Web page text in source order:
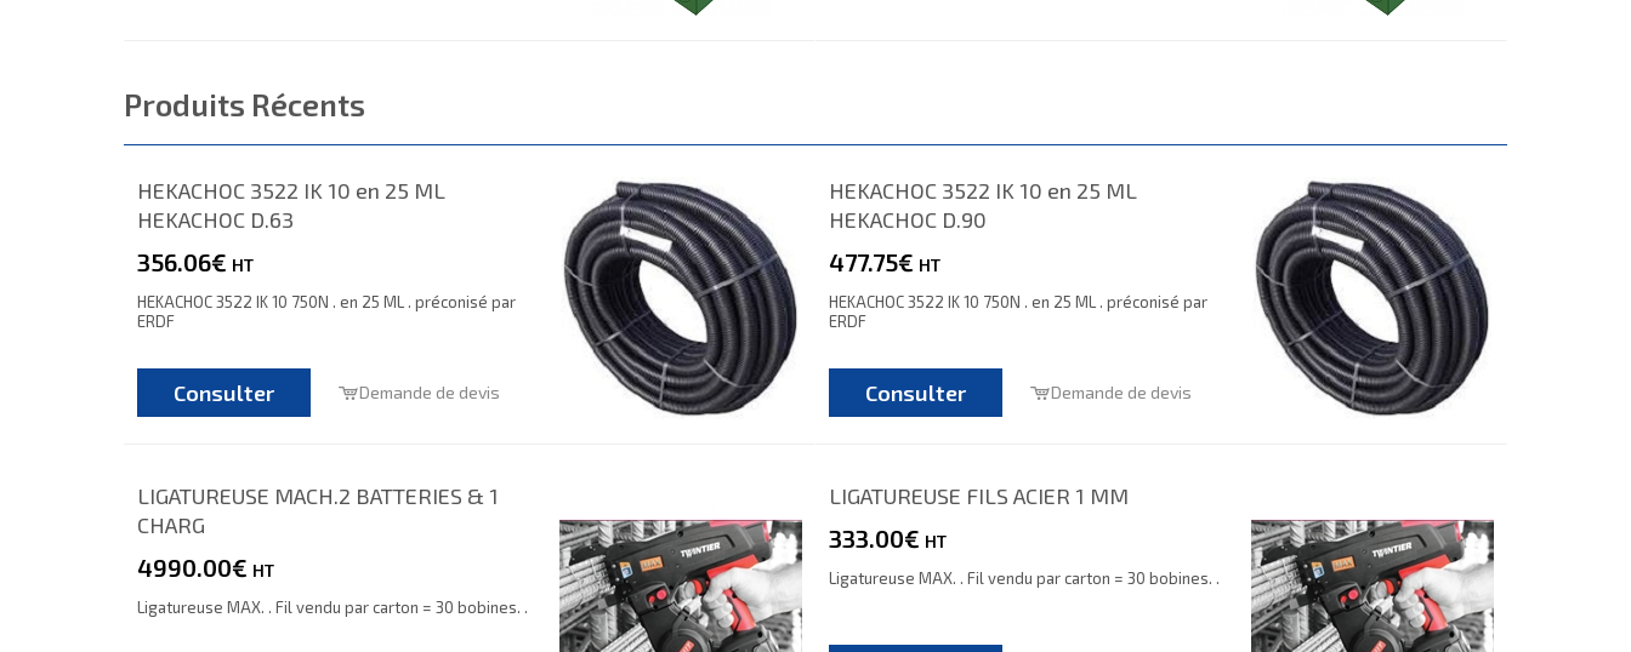
Produits Récents
HEKACHOC 3522 IK 10 en 25 ML
HEKACHOC D.63
356.06€ HT
HEKACHOC 3522 IK 10 750N . en 25 ML . préconisé par
ERDF
Consulter Demande de devis
HEKACHOC 3522 IK 10 en 25 ML
HEKACHOC D.90
477.75€ HT
HEKACHOC 3522 IK 10 750N . en 25 ML . préconisé par
ERDF
Consulter Demande de devis
LIGATUREUSE MACH.2 BATTERIES & 1
CHARG
4990.00€ HT
Ligatureuse MAX. . Fil vendu par carton = 30 bobines. .
LIGATUREUSE FILS ACIER 1 MM
333.00€ HT
Ligatureuse MAX. . Fil vendu par carton = 30 bobines. .